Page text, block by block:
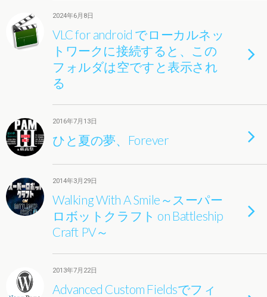
2024年6月8日
VLC for android でローカルネッ
トワークに接続すると、この
フォルダは空ですと表示され
る
2016年7月13日
ひと夏の夢、Forever
2014年3月29日
Walking With A Smile～スーパー
ロボットクラフト on Battleship
Craft PV～
2013年7月22日
Advanced Custom Fieldsでフィ